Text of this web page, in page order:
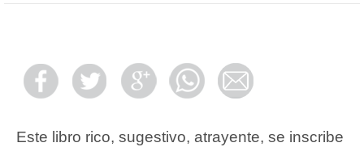
Este libro rico, sugestivo, atrayente, se inscribe